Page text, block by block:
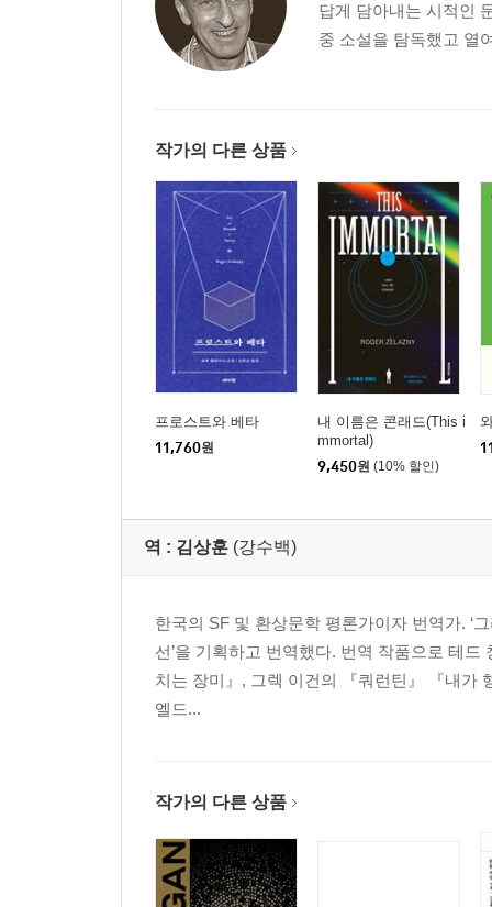
답게 담아내는 시적인
중 소설을 탐독했고 열
작가의 다른 상품
프로스트와 베타
11,760원
내 이름은 콘래드(This i
mmortal)
9,450원 (10% 할인)
역 : 김상훈 (강수백)
한국의 SF 및 환상문학 평론가이자 번역가. ‘그
선’을 기획하고 번역했다. 번역 작품으로 테
치는 장미』, 그렉 이건의 『쿼런틴』 『내가
엘드...
작가의 다른 상품